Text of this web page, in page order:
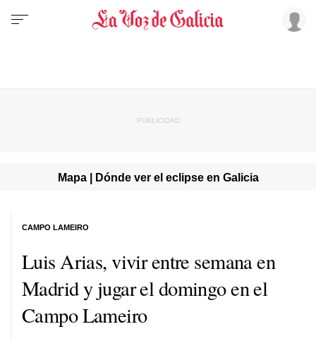
Mapa | Dónde ver el eclipse en Galicia
Luis Arias, vivir entre semana en
Madrid y jugar el domingo en el
Campo Lameiro
CAMPO LAMEIRO